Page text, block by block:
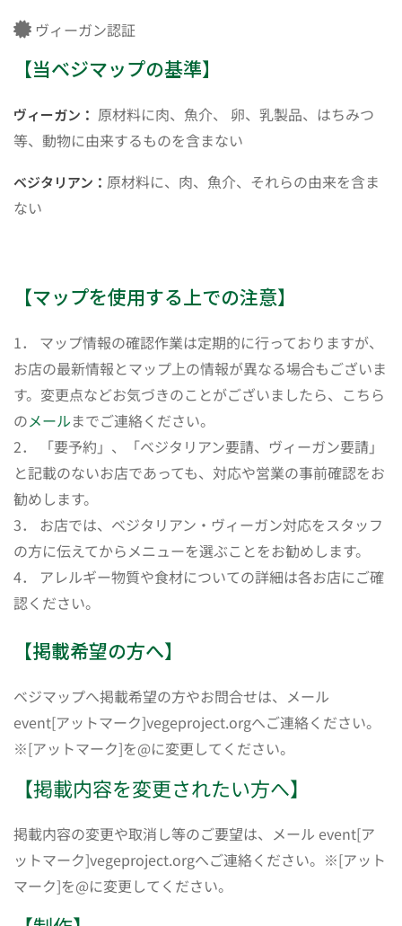
ヴィーガン認証
【当ベジマップの基準】
ヴィーガン： 原材料に肉、魚介、 卵、乳製品、はちみつ
等、動物に由来するものを含まない
ベジタリアン： 原材料に、肉、魚介、それらの由来を含ま
ない
【マップを使用する上での注意】
1． マップ情報の確認作業は定期的に行っておりますが、
お店の最新情報とマップ上の情報が異なる場合もございま
す。変更点などお気づきのことがございましたら、こちら
のメールまでご連絡ください。
2． 「要予約」、「ベジタリアン要請、ヴィーガン要請」
と記載のないお店であっても、対応や営業の事前確認をお
勧めします。
3． お店では、ベジタリアン・ヴィーガン対応をスタッフ
の方に伝えてからメニューを選ぶことをお勧めします。
4． アレルギー物質や食材についての詳細は各お店にご確
認ください。
【掲載希望の方へ】
ベジマップへ掲載希望の方やお問合せは、メール
event[アットマーク]vegeproject.orgへご連絡ください。
※[アットマーク]を@に変更してください。
【掲載内容を変更されたい方へ】
掲載内容の変更や取消し等のご要望は、メール event[ア
ットマーク]vegeproject.orgへご連絡ください。※[アット
マーク]を@に変更してください。